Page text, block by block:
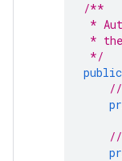
/**
*
*
*/
public
//
//